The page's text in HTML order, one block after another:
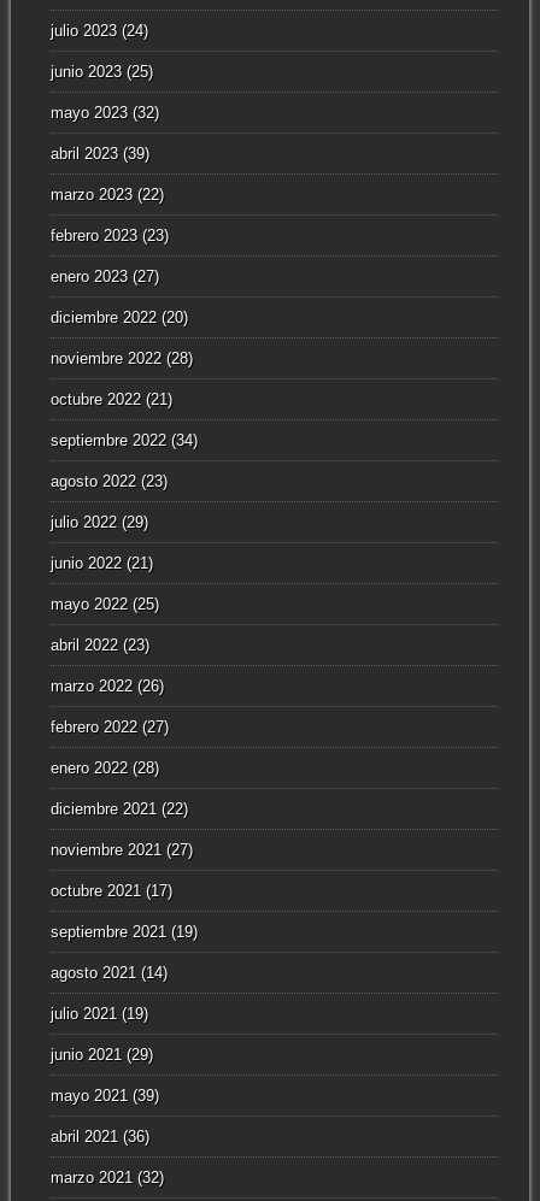
julio 2023(24)
junio 2023(25)
mayo 2023(32)
abril 2023(39)
marzo 2023(22)
febrero 2023(23)
enero 2023(27)
diciembre 2022(20)
noviembre 2022(28)
octubre 2022(21)
septiembre 2022(34)
agosto 2022(23)
julio 2022(29)
junio 2022(21)
mayo 2022(25)
abril 2022(23)
marzo 2022(26)
febrero 2022(27)
enero 2022(28)
diciembre 2021 (22)
noviembre 2021 (27)
octubre 2021 (17)
septiembre 2021 (19)
agosto 2021 (14)
julio 2021 (19)
junio 2021 (29)
mayo 2021 (39)
abril 2021 (36)
marzo 2021 (32)